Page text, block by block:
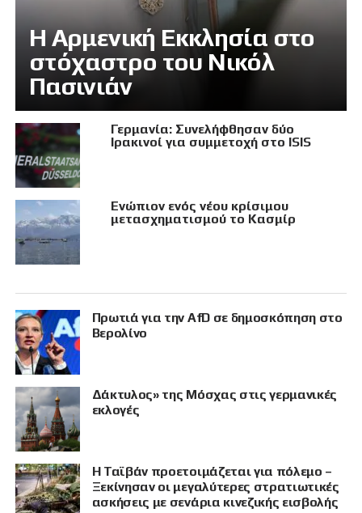
Η Αρμενική Εκκλησία στο
στόχαστρο του Νικόλ
Πασινιάν
Γερμανία: Συνελήφθησαν δύο
Ιρακινοί για συμμετοχή στο ISIS
Eνώπιον ενός νέου κρίσιμου
μετασχηματισμού το Κασμίρ
Πρωτιά για την AfD σε δημοσκόπηση στο
Βερολίνο
Δάκτυλος» της Μόσχας στις γερμανικές
εκλογές
Η Ταϊβάν προετοιμάζεται για πόλεμο –
Ξεκίνησαν οι μεγαλύτερες στρατιωτικές
ασκήσεις με σενάρια κινεζικής εισβολής